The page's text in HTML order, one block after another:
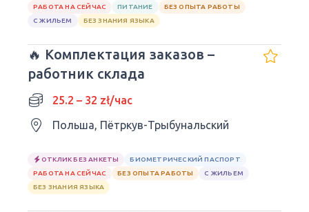
РАБОТА НА СЕЙЧАС
ПИТАНИЕ
БЕЗ ОПЫТА РАБОТЫ
С ЖИЛЬЕМ
БЕЗ ЗНАНИЯ ЯЗЫКА
🔥 Комплектация заказов –
работник склада
25.2 – 32 zł/час
Польша, Пётркув-Трыбунальский
ОТКЛИК БЕЗ АНКЕТЫ
БИОМЕТРИЧЕСКИЙ ПАСПОРТ
РАБОТА НА СЕЙЧАС
БЕЗ ОПЫТА РАБОТЫ
С ЖИЛЬЕМ
БЕЗ ЗНАНИЯ ЯЗЫКА